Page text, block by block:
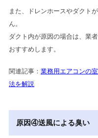
また、ドレンホースやダクト
ん。
ダクト内が原因の場合は、業
おすすめします。
関連記事：業務用エアコンの
法を解説
原因④送風による臭い